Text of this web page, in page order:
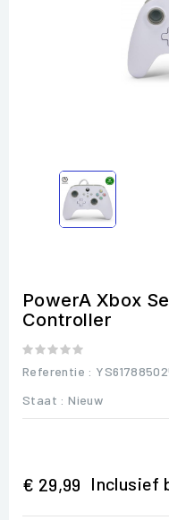
PowerA Xbox
Controller
Referentie :
Staat : Nieuw
€ 29,99 Inclusief